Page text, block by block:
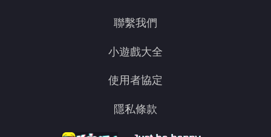
聯繫我們
小遊戲大全
使用者協定
隱私條款